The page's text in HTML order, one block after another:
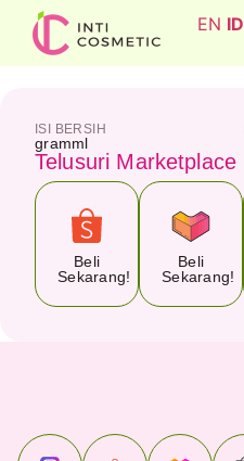
EN ID
ISI BERSIH
gramml
Telusuri Marketplace
Beli
Sekarang!
Beli
Sekarang!